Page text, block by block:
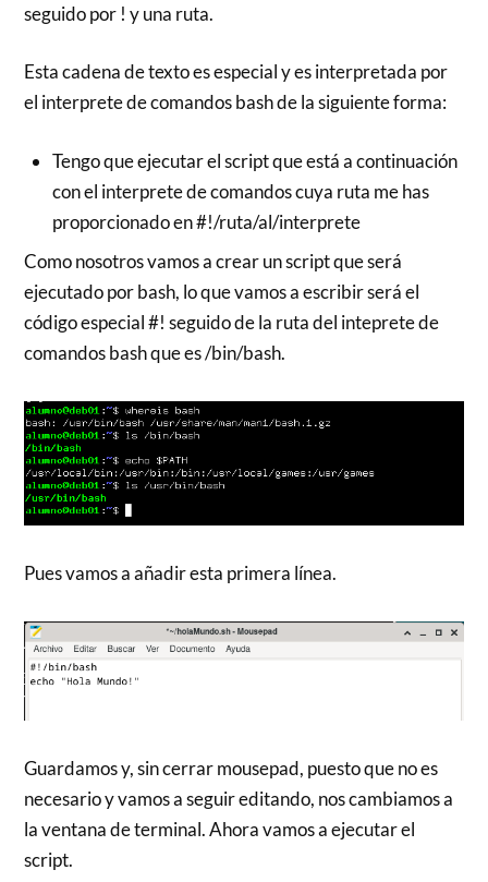
seguido por ! y una ruta.
Esta cadena de texto es especial y es interpretada por
el interprete de comandos bash de la siguiente forma:
Tengo que ejecutar el script que está a continuación
con el interprete de comandos cuya ruta me has
proporcionado en #!/ruta/al/interprete
Como nosotros vamos a crear un script que será
ejecutado por bash, lo que vamos a escribir será el
código especial #! seguido de la ruta del inteprete de
comandos bash que es /bin/bash.
Pues vamos a añadir esta primera línea.
Guardamos y, sin cerrar mousepad, puesto que no es
necesario y vamos a seguir editando, nos cambiamos a
la ventana de terminal. Ahora vamos a ejecutar el
script.